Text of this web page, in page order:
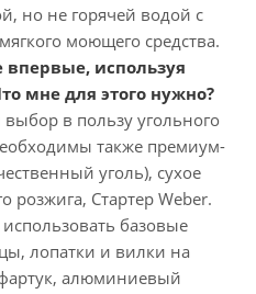
но не горячей водой с
моющего средства.
используя
мне для этого нужно?
в пользу угольного
также премиум-
уголь), сухое
розжига, Стартер Weber.
базовые
лопатки и вилки на
алюминиевый